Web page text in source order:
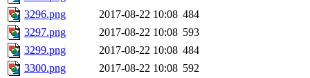
3296.png
2017-08-22 10:08 484
3297.png
2017-08-22 10:08 593
3299.png
2017-08-22 10:08 484
3300.png
2017-08-22 10:08 592